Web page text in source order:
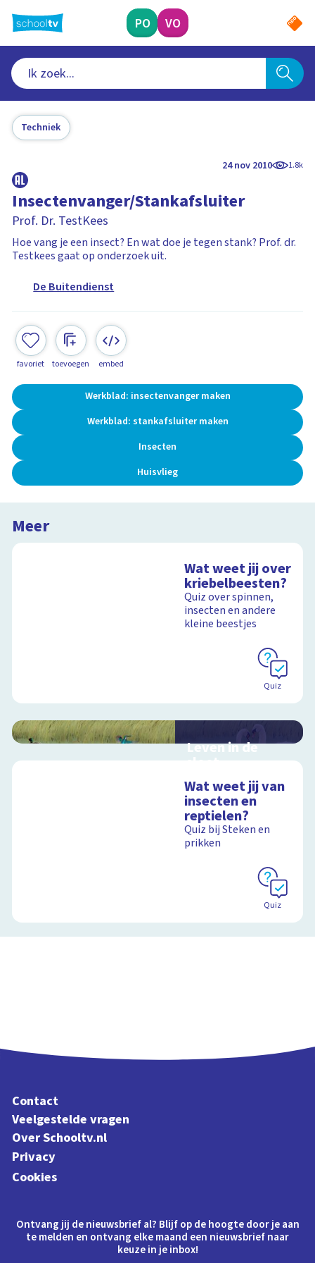
naar
hoofdinhoud
PO VO
Techniek
24 nov 2010 1.8k
Insectenvanger/Stankafsluiter
Prof. Dr. TestKees
Hoe vang je een insect? En wat doe je tegen stank? Prof. dr.
Testkees gaat op onderzoek uit.
De Buitendienst
favoriet toevoegen embed
Werkblad: insectenvanger maken
Werkblad: stankafsluiter maken
Insecten
Huisvlieg
Meer
Wat weet jij over
kriebelbeesten?
Quiz over spinnen,
insecten en andere
kleine beestjes
Quiz
Leven in de
sloot
schoolplaat over het
slootleven
Wat weet jij van
insecten en
reptielen?
Quiz bij Steken en
prikken
Quiz
Contact
Veelgestelde vragen
Over Schooltv.nl
Privacy
Cookies
Ontvang jij de nieuwsbrief al? Blijf op de hoogte door je aan
te melden en ontvang elke maand een nieuwsbrief naar
keuze in je inbox!